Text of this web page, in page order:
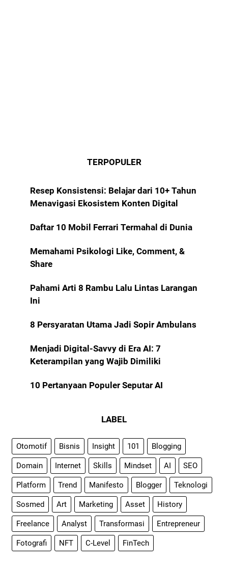
TERPOPULER
Resep Konsistensi: Belajar dari 10+ Tahun
Menavigasi Ekosistem Konten Digital
Daftar 10 Mobil Ferrari Termahal di Dunia
Memahami Psikologi Like, Comment, &
Share
Pahami Arti 8 Rambu Lalu Lintas Larangan
Ini
8 Persyaratan Utama Jadi Sopir Ambulans
Menjadi Digital-Savvy di Era AI: 7
Keterampilan yang Wajib Dimiliki
10 Pertanyaan Populer Seputar AI
LABEL
Otomotif Bisnis Insight 101 Blogging
Domain Internet Skills Mindset AI SEO
Platform Trend Manifesto Blogger Teknologi
Sosmed Art Marketing Asset History
Freelance Analyst Transformasi Entrepreneur
Fotografi NFT C-Level FinTech